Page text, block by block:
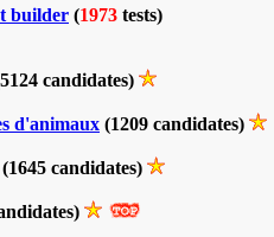
builder (1973 tests)
candidates)
d'animaux (1209 candidates)
(1645 candidates)